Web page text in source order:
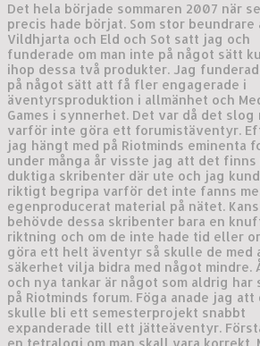
Det hela började sommaren 2007 när
precis hade börjat. Som stor beundrare
Vildhjarta och Eld och Sot satt jag och
funderade om man inte på något sätt
ihop dessa två produkter. Jag
på något sätt att få fler engagerade i
äventyrsproduktion i allmänhet och
Games i synnerhet. Det var då det slog
varför inte göra ett forumistäventyr.
jag hängt med på Riotminds eminenta
under många år visste jag att det finns
duktiga skribenter där ute och jag
riktigt begripa varför det inte fanns
egenproducerat material på nätet.
behövde dessa skribenter bara en
riktning och om de inte hade tid eller
göra ett helt äventyr så skulle de med
säkerhet vilja bidra med något mindre.
och nya tankar är något som aldrig har
på Riotminds forum. Föga anade jag att
skulle bli ett semesterprojekt snabbt
expanderade till ett jätteäventyr.